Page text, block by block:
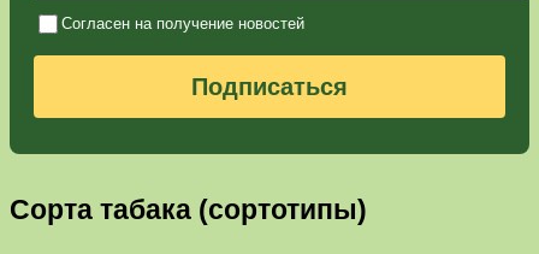
Согласен на получение новостей
Подписаться
Сорта табака (сортотипы)